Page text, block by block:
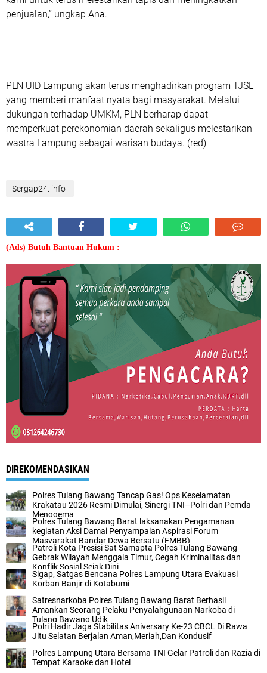
penjualan,” ungkap Ana.
PLN UID Lampung akan terus menghadirkan program TJSL
yang memberi manfaat nyata bagi masyarakat. Melalui
dukungan terhadap UMKM, PLN berharap dapat
memperkuat perekonomian daerah sekaligus melestarikan
wastra Lampung sebagai warisan budaya. (red)
Sergap24. info-
(Ads) Butuh Bantuan Hukum :
DIREKOMENDASIKAN
Polres Tulang Bawang Tancap Gas! Ops Keselamatan
Krakatau 2026 Resmi Dimulai, Sinergi TNI–Polri dan Pemda
Menggema
Polres Tulang Bawang Barat laksanakan Pengamanan
kegiatan Aksi Damai Penyampaian Aspirasi Forum
Masyarakat Bandar Dewa Bersatu (FMBB)
Patroli Kota Presisi Sat Samapta Polres Tulang Bawang
Gebrak Wilayah Menggala Timur, Cegah Kriminalitas dan
Konflik Sosial Sejak Dini
Sigap, Satgas Bencana Polres Lampung Utara Evakuasi
Korban Banjir di Kotabumi
‎Satresnarkoba Polres Tulang Bawang Barat Berhasil
Amankan Seorang Pelaku Penyalahgunaan Narkoba di
Tulang Bawang Udik
Polri Hadir Jaga Stabilitas Aniversary Ke-23 CBCL Di Rawa
Jitu Selatan Berjalan Aman,Meriah,Dan Kondusif
Polres Lampung Utara Bersama TNI Gelar Patroli dan Razia di
Tempat Karaoke dan Hotel